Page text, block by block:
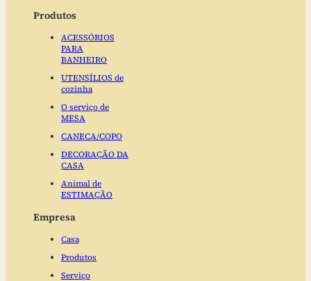
Produtos
ACESSÓRIOS
PARA
BANHEIRO
UTENSÍLIOS de
cozinha
O serviço de
MESA
CANECA/COPO
DECORAÇÃO DA
CASA
Animal de
ESTIMAÇÃO
Empresa
Casa
Produtos
Serviço